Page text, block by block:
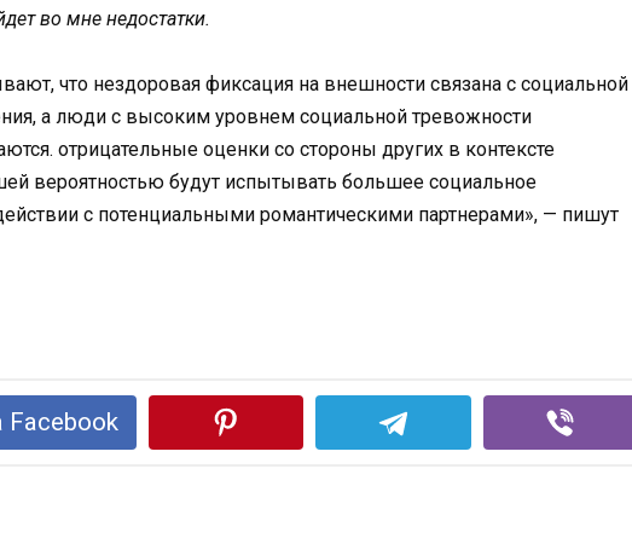
во мне недостатки.
что нездоровая фиксация на внешности связана с социальной
а люди с высоким уровнем социальной тревожности
отрицательные оценки со стороны других в контексте
вероятностью будут испытывать большее социальное
с потенциальными романтическими партнерами», — пишут
Facebook